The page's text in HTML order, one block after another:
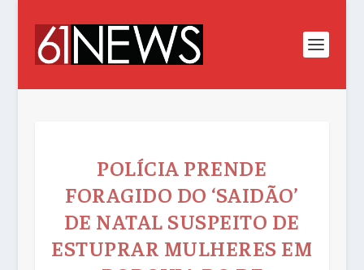
POLÍCIA PRENDE
FORAGIDO DO ‘SAIDÃO’
DE NATAL SUSPEITO DE
ESTUPRAR MULHERES EM